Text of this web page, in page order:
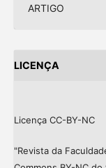
ARTIGO
LICENÇA
Licença CC-BY-NC
"Revista da